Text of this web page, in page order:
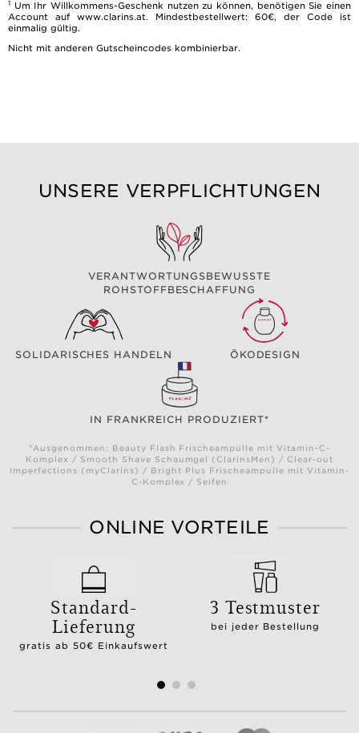
1 Um Ihr Willkommens-Geschenk nutzen zu können, benötigen Sie einen
Account auf www.clarins.at. Mindestbestellwert: 60€, der Code ist
einmalig gültig.
Nicht mit anderen Gutscheincodes kombinierbar.
UNSERE VERPFLICHTUNGEN
VERANTWORTUNGSBEWUSSTE
ROHSTOFFBESCHAFFUNG
SOLIDARISCHES HANDELN ÖKODESIGN
IN FRANKREICH PRODUZIERT*
*Ausgenommen: Beauty Flash Frischeampulle mit Vitamin-C-
Komplex / Smooth Shave Schaumgel (ClarinsMen) / Clear-out
Imperfections (myClarins) / Bright Plus Frischeampulle mit Vitamin-
C-Komplex / Seifen
ONLINE VORTEILE
Standard-
Lieferung
gratis ab 50€ Einkaufswert
3 Testmuster
bei jeder Bestellung